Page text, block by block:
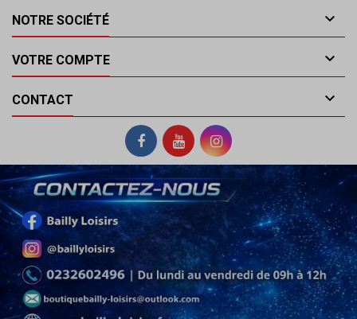
NOTRE SOCIÉTÉ 
VOTRE COMPTE 
CONTACT 